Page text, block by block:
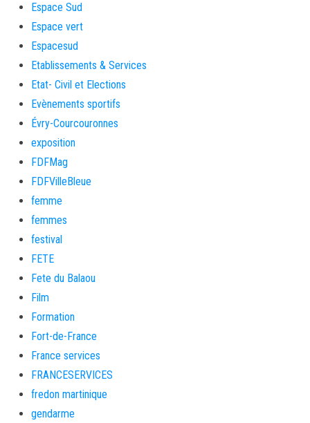
Espace Sud
Espace vert
Espacesud
Etablissements & Services
Etat- Civil et Elections
Evènements sportifs
Évry-Courcouronnes
exposition
FDFMag
FDFVilleBleue
femme
femmes
festival
FETE
Fete du Balaou
Film
Formation
Fort-de-France
France services
FRANCESERVICES
fredon martinique
gendarme